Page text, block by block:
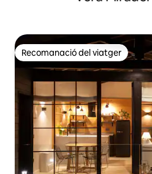
Recomanació del viatger
Recomanació del viatger